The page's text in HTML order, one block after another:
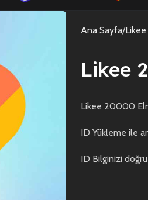
Ana Sayfa Likee
Likee
Likee 20000
ID Yükleme ile
ID Bilginizi